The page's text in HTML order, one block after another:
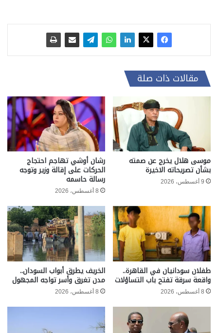
مقالات ذات صلة
موسى هلال يخرج عن صمته
بشأن تصريحاته الاخيرة
9 أغسطس، 2026
رشان أوشي تهاجم احتجاج
الحركات على إقالة وزير وتوجه
رسالة حاسمه
8 أغسطس، 2026
طفلان سودانيان في القاهرة..
واقعة سرقة تفتح باب التساؤلات
8 أغسطس، 2026
الخريف يطرق أبواب السودان..
مدن تغرق وأسر تواجه المجهول
8 أغسطس، 2026